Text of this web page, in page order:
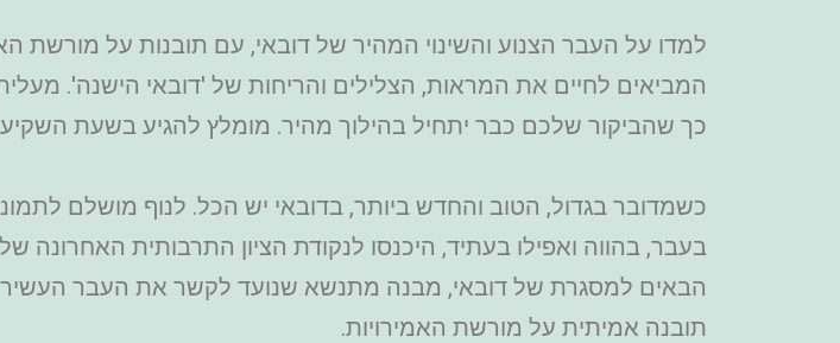
למדו על העבר הצנוע והשינוי המהיר של דובאי, עם תובנות על מורשת
המביאים לחיים את המראות, הצלילים והריחות של 'דובאי הישנה'.
כך שהביקור שלכם כבר יתחיל בהילוך מהיר. מומלץ להגיע בשעת
כשמדובר בגדול, הטוב והחדש ביותר, בדובאי יש הכל. לנוף מושלם
בעבר, בהווה ואפילו בעתיד, היכנסו לנקודת הציון התרבותית האחרונה
הבאים למסגרת של דובאי, מבנה מתנשא שנועד לקשר את העבר העשיר
תובנה אמיתית על מורשת האמירויות.